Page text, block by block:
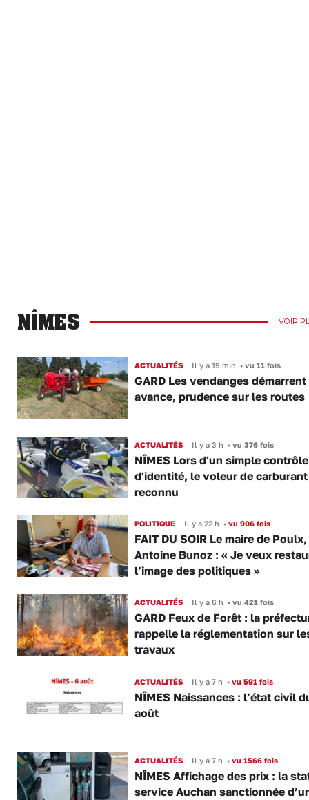
NÎMES VOIR
ACTUALITÉS Il y a 19 min •vu 11 fois
GARD Les vendanges démarrent
avance, prudence sur les routes
ACTUALITÉS Il y a 3 h •vu 376 fois
NÎMES Lors d'un simple contrôle
d'identité, le voleur de
reconnu
POLITIQUE Il y a 22 h •vu 906 fois
FAIT DU SOIR Le maire de
Antoine Bunoz : « Je veux
l’image des politiques »
ACTUALITÉS Il y a 6 h •vu 421 fois
GARD Feux de Forêt : la
rappelle la réglementation sur
travaux
ACTUALITÉS Il y a 7 h •vu 591 fois
NÎMES Naissances : l’état civil
août
ACTUALITÉS Il y a 7 h •vu 1566 fois
NÎMES Affichage des prix : la
service Auchan sanctionnée